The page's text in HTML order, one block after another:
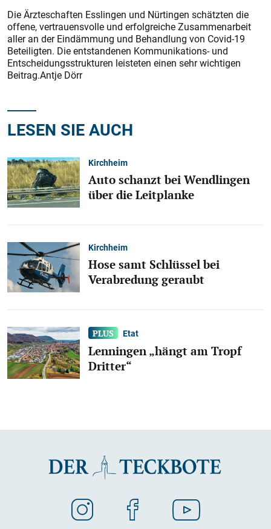
Die Ärzteschaften Esslingen und Nürtingen schätzten die
offene, vertrauensvolle und erfolgreiche Zusammenarbeit
aller an der Eindämmung und Behandlung von Covid-19
Beteiligten. Die entstandenen Kommunikations- und
Entscheidungsstrukturen leisteten einen sehr wichtigen
Beitrag.Antje Dörr
LESEN SIE AUCH
Kirchheim
Auto schanzt bei Wendlingen
über die Leitplanke
Kirchheim
Hose samt Schlüssel bei
Verabredung geraubt
Etat
Lenningen „hängt am Tropf
Dritter“